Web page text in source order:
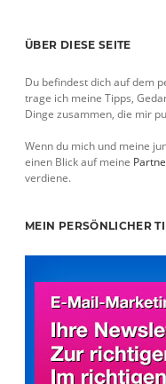
Sidebar
ÜBER DIESE SEITE
Du befindest dich auf dem
trage ich meine Tipps,
Dinge zusammen, die mir
Wenn du mich und meine
einen Blick auf meine
verdiene.
MEIN PERSÖNLICHER